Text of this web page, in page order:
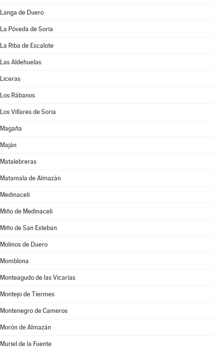
Langa de Duero
La Póveda de Soria
La Riba de Escalote
Las Aldehuelas
Liceras
Los Rábanos
Los Villares de Soria
Magaña
Maján
Matalebreras
Matamala de Almazán
Medinaceli
Miño de Medinaceli
Miño de San Esteban
Molinos de Duero
Momblona
Monteagudo de las Vicarías
Montejo de Tiermes
Montenegro de Cameros
Morón de Almazán
Muriel de la Fuente